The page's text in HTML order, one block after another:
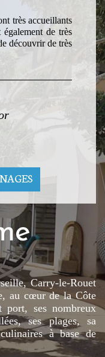
très accueillants
de très
découvrir de très
Carry-le-Rouet
au cœur de la Côte
port, ses nombreux
ses plages, sa
à base de